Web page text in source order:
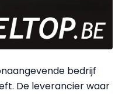
bedrijf
De leverancier waar